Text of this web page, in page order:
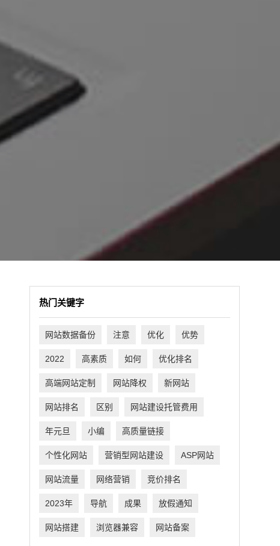
热门关键字
网站数据备份 注意 优化 优势
2022 高素质 如何 优化排名
高端网站定制 网站降权 新网站
网站排名 区别 网站建设托管费用
年元旦 小编 高质量链接
个性化网站 营销型网站建设 ASP网站
网站流量 网络营销 竞价排名
2023年 导航 成果 放假通知
网站搭建 浏览器兼容 网站备案